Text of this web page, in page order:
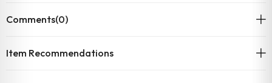
Comments(0)
Item Recommendations